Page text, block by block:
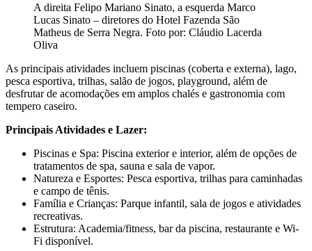
A direita Felipo Mariano Sinato, a esquerda Marco
Lucas Sinato – diretores do Hotel Fazenda São
Matheus de Serra Negra. Foto por: Cláudio Lacerda
Oliva
As principais atividades incluem piscinas (coberta e externa), lago,
pesca esportiva, trilhas, salão de jogos, playground, além de
desfrutar de acomodações em amplos chalés e gastronomia com
tempero caseiro.
Principais Atividades e Lazer:
Piscinas e Spa: Piscina exterior e interior, além de opções de
tratamentos de spa, sauna e sala de vapor.
Natureza e Esportes: Pesca esportiva, trilhas para caminhadas
e campo de tênis.
Família e Crianças: Parque infantil, sala de jogos e atividades
recreativas.
Estrutura: Academia/fitness, bar da piscina, restaurante e Wi-
Fi disponível.